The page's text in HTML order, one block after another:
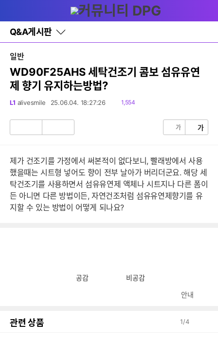
와
홈
Q&A게시판
바
로
레
이
어
창
토
일반
WD90F25AHS 세탁건조기 콤보 섬유유연
제 향기 유지하는방법?
L1 alivesmile 25.06.04. 18:27:26
읽
1,554
가 가
제가 건조기를 가정에서 써본적이 없다보니, 빨래방에서 사용
했을때는 시트형 넣어도 향이 전부 날아가 버리더군요. 해당 세
탁건조기를 사용하면서 섬유유연제 액체나 시트지나 다른 폼이
든 아니면 다른 방법이든, 자연건조처럼 섬유유연제향기를 유
지할 수 있는 방법이 어떻게 되나요?
공감 비공감
안내
관련 상품 1/4